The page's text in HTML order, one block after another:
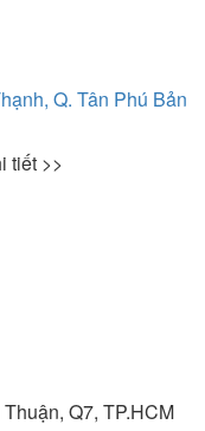
cấp, đem đến độ
sức khỏe, làn da
Micio còn mang
nâng cao sức
lên từng thớ cơ
Q. Tân Phú Bản
tiết >>
Q7, TP.HCM